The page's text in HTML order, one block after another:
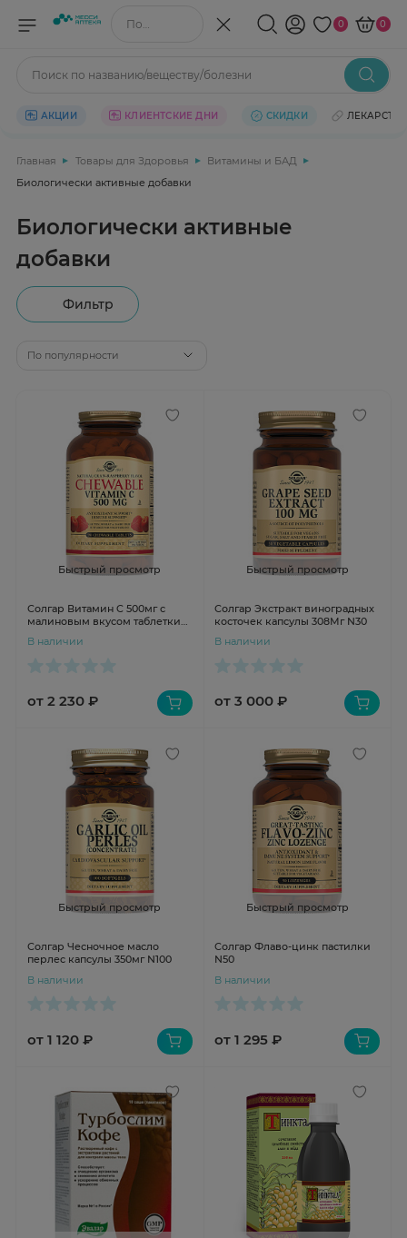
Поиск по названию/веществу 0 0
Поиск по названию/веществу/болезни
АКЦИИ КЛИЕНТСКИЕ ДНИ СКИДКИ ЛЕКАРСТВА
Главная Товары для Здоровья
Витамины и БАД
Биологически активные добавки
Биологически активные
добавки
Фильтр
По популярности
Быстрый просмотр
Солгар Витамин C 500мг с
малиновым вкусом таблетки
В наличии
от 2 230 ₽
Быстрый просмотр
Солгар Экстракт виноградных
косточек капсулы 308Мг N30
В наличии
от 3 000 ₽
Быстрый просмотр
Солгар Чесночное масло
перлес капсулы 350мг N100
В наличии
от 1 120 ₽
Быстрый просмотр
Солгар Флаво-цинк пастилки
N50
В наличии
от 1 295 ₽